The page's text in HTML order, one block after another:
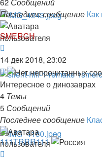
котах
Последнее сообщение
SMERCH
к
последнему
сообщению
14 дек 2018, 23:02
Канал
-
Все
о
динозаврах
Интересное о динозаврах
4 Темы
5 Сообщений
Последнее сообщение
111TRRR111